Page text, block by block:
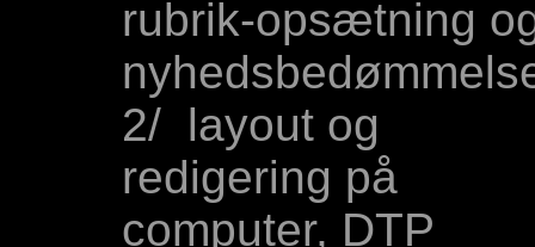
rubrik-opsætning
2/ layout og
redigering på
computer, DTP